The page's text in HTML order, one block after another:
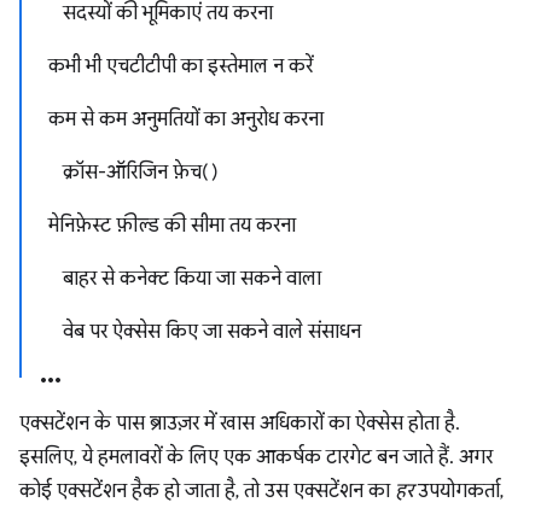
सदस्यों की भूमिकाएं तय करना
कभी भी एचटीटीपी का इस्तेमाल न करें
कम से कम अनुमतियों का अनुरोध करना
क्रॉस-ऑरिजिन फ़ेच()
मेनिफ़ेस्ट फ़ील्ड की सीमा तय करना
बाहर से कनेक्ट किया जा सकने वाला
वेब पर ऐक्सेस किए जा सकने वाले संसाधन
एक्सटेंशन के पास ब्राउज़र में खास अधिकारों का ऐक्सेस होता है.
इसलिए, ये हमलावरों के लिए एक आकर्षक टारगेट बन जाते हैं. अगर
कोई एक्सटेंशन हैक हो जाता है, तो उस एक्सटेंशन का हरउपयोगकर्ता,